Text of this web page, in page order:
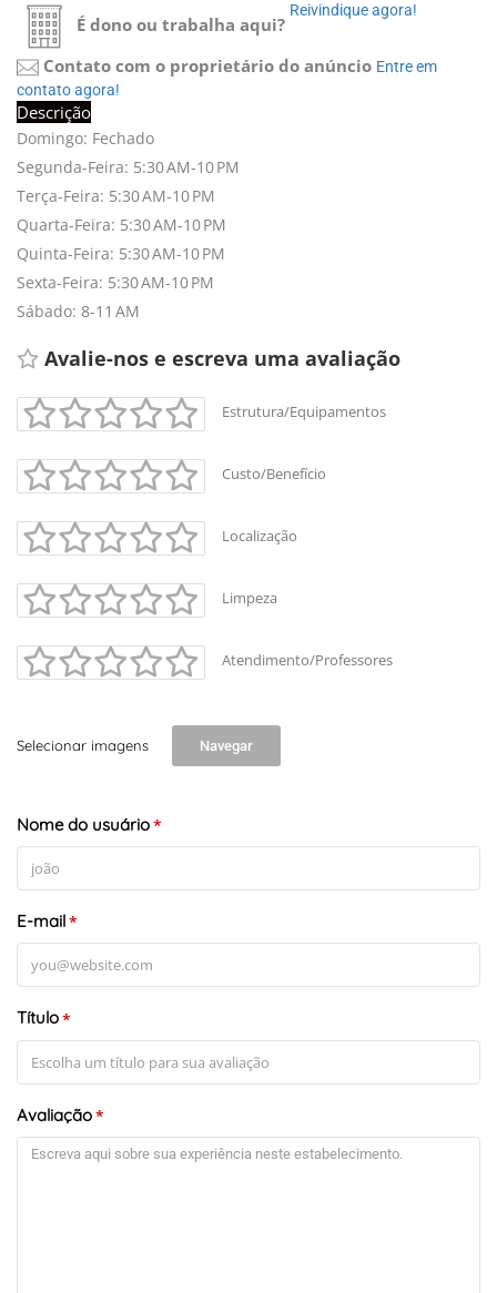
+-
Leaflet
É dono ou trabalha aqui?
Reivindique agora!
Contato com o proprietário do anúncio Entre em
contato agora!
Descrição
Domingo: Fechado
Segunda-Feira: 5:30 AM-10 PM
Terça-Feira: 5:30 AM-10 PM
Quarta-Feira: 5:30 AM-10 PM
Quinta-Feira: 5:30 AM-10 PM
Sexta-Feira: 5:30 AM-10 PM
Sábado: 8-11 AM
Avalie-nos e escreva uma avaliação
Estrutura/Equipamentos
Custo/Benefício
Localização
Limpeza
Atendimento/Professores
Selecionar imagens Navegar
Nome do usuário*
E-mail*
Título*
Avaliação*